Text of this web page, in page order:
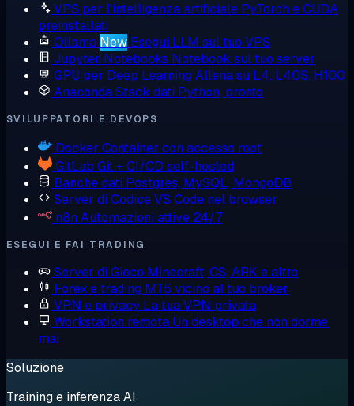
VPS per l'intelligenza artificiale PyTorch e CUDA
preinstallati
Ollama New Esegui LLM sul tuo VPS
Jupyter Notebooks Notebook sul tuo server
GPU per Deep Learning Allena su L4, L40S, H100
AnacondaStack dati Python, pronto
SVILUPPATORI E DEVOPS
Docker Container con accesso root
GitLab Git + CI/CD self-hosted
Banche dati Postgres, MySQL, MongoDB
Server di CodiceVS Code nel browser
n8n Automazioni attive 24/7
ESEGUI E FAI TRADING
Server di Gioco Minecraft, CS, ARK e altro
Forex e trading MT5 vicino al tuo broker
VPN e privacy La tua VPN privata
Workstation remota Un desktop che non dorme
mai
Soluzione
Training e inferenza AI